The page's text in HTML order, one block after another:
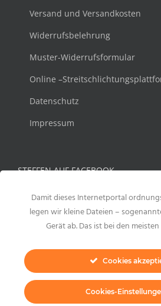
Versand und Versandkosten
Widerrufsbelehrung
Muster-Widerrufsformular
Online
Datenschutz
Impressum
STEFFEN AUF FACEBOOK
Damit dieses Internetportal
legen wir kleine Dateien –
Gerät ab. Das ist bei den
Cookies
Cookies-